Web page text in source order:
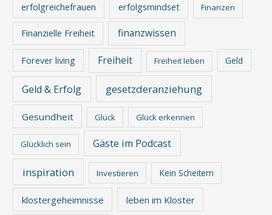
erfolgreichefrauen erfolgsmindset Finanzen
Finanzielle Freiheit finanzwissen
Forever living Freiheit Freiheit leben Geld
Geld & Erfolg gesetzderanziehung
Gesundheit Glück Glück erkennen
Glücklich sein Gäste im Podcast
inspiration Investieren Kein Scheitern
klostergeheimnisse leben im Kloster